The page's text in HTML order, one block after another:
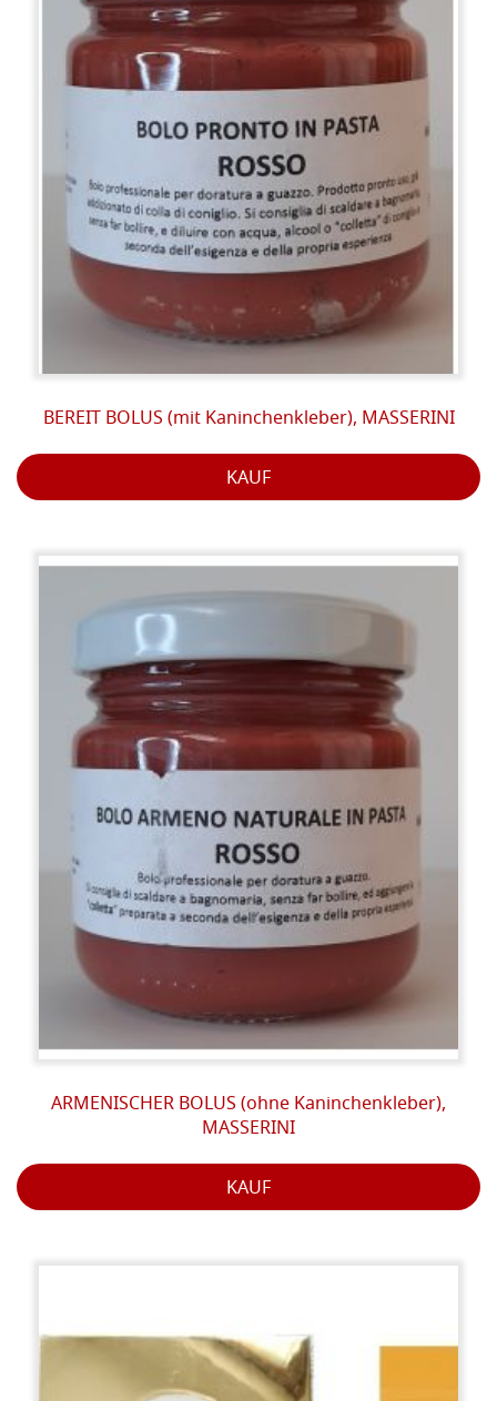
BEREIT BOLUS (mit Kaninchenkleber), MASSERINI
KAUF
ARMENISCHER BOLUS (ohne Kaninchenkleber),
MASSERINI
KAUF